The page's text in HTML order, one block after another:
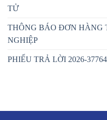
TỬ
THÔNG BÁO ĐƠN HÀNG
NGHIỆP
PHIẾU TRẢ LỜI 2026-